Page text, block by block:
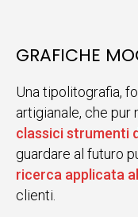
GRAFICHE
Una tipolitografia,
artigianale, che pur
classici strumenti
guardare al futuro
ricerca applicata
clienti.